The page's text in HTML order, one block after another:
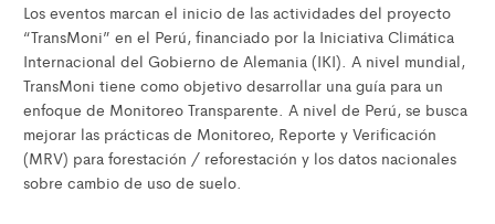
Los eventos marcan el inicio de las actividades del proyecto
“TransMoni” en el Perú, financiado por la Iniciativa Climática
Internacional del Gobierno de Alemania (IKI). A nivel mundial,
TransMoni tiene como objetivo desarrollar una guía para un
enfoque de Monitoreo Transparente. A nivel de Perú, se busca
mejorar las prácticas de Monitoreo, Reporte y Verificación
(MRV) para forestación / reforestación y los datos nacionales
sobre cambio de uso de suelo.